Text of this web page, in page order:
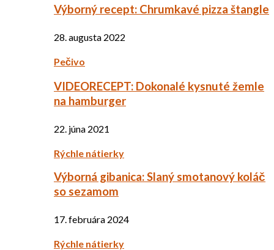
Výborný recept: Chrumkavé pizza štangle
28. augusta 2022
Pečivo
VIDEORECEPT: Dokonalé kysnuté žemle
na hamburger
22. júna 2021
Rýchle nátierky
Výborná gibanica: Slaný smotanový koláč
so sezamom
17. februára 2024
Rýchle nátierky